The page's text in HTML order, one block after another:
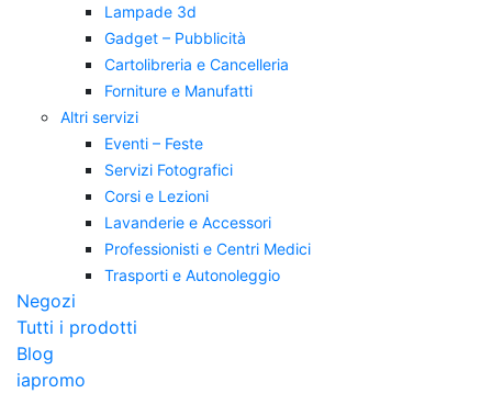
Lampade 3d
Gadget – Pubblicità
Cartolibreria e Cancelleria
Forniture e Manufatti
Altri servizi
Eventi – Feste
Servizi Fotografici
Corsi e Lezioni
Lavanderie e Accessori
Professionisti e Centri Medici
Trasporti e Autonoleggio
Negozi
Tutti i prodotti
Blog
iapromo